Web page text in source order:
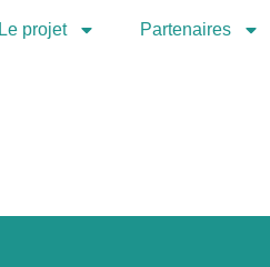
Le projet Partenaires